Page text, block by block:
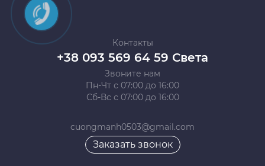
Контакты
+38 093 569 64 59 Света
Звоните нам
Пн-Чт с 07:00 до 16:00
Сб-Вс с 07:00 до 16:00
cuongmanh0503@gmail.com
Заказать звонок